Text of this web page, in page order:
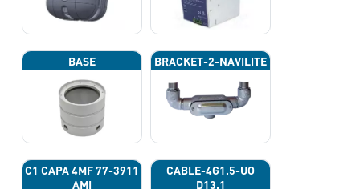
BASE BRACKET-2-NAVILITE
C1 CAPA 4ΜF 77-3911
AMI
CABLE-4G1.5-UO
D13.1